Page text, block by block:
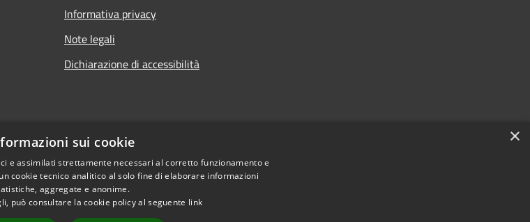
Informativa privacy
Note legali
Dichiarazione di accessibilità
×
sui cookie
e assimilati strettamente necessari al corretto funzionamento e
cookie tecnico analitico al solo fine di elaborare informazioni
aggregate e anonime.
può consultare la cookie policy al seguente link